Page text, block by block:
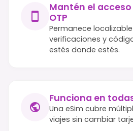
Mantén el
OTP
Permanece
verificaciones y
estés donde estés.
Funciona en
Una eSim cubre
viajes sin cambiar